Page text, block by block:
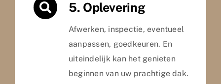
5. Oplevering
Afwerken, inspectie, eventueel
aanpassen, goedkeuren. En
uiteindelijk kan het genieten
beginnen van uw prachtige dak.